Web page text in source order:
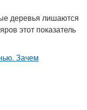
деревья лишаются
этот показатель